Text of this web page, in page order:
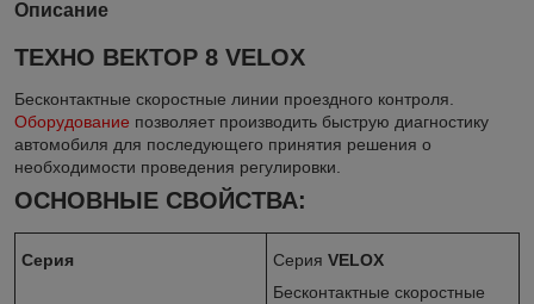
Описание
ТЕХНО ВЕКТОР 8 VELOX
Бесконтактные скоростные линии проездного контроля.
Оборудование позволяет производить быструю диагностику
автомобиля для последующего принятия решения о
необходимости проведения регулировки.
ОСНОВНЫЕ СВОЙСТВА:
Серия Серия VELOX
Бесконтактные скоростные